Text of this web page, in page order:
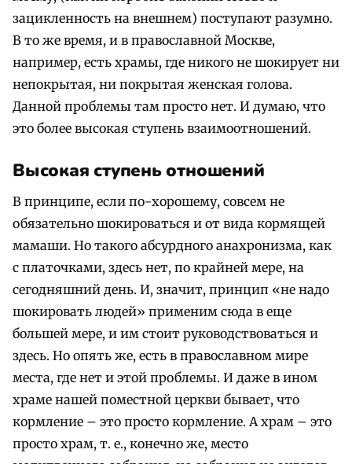
зацикленность на внешнем) поступают разумно.
В то же время, и в православной Москве,
например, есть храмы, где никого не шокирует ни
непокрытая, ни покрытая женская голова.
Данной проблемы там просто нет. И думаю, что
это более высокая ступень взаимоотношений.
Высокая ступень отношений
В принципе, если по-хорошему, совсем не
обязательно шокироваться и от вида кормящей
мамаши. Но такого абсурдного анахронизма, как
с платочками, здесь нет, по крайней мере, на
сегодняшний день. И, значит, принцип «не надо
шокировать людей» применим сюда в еще
большей мере, и им стоит руководствоваться и
здесь. Но опять же, есть в православном мире
места, где нет и этой проблемы. И даже в ином
храме нашей поместной церкви бывает, что
кормление – это просто кормление. А храм – это
просто храм, т. е., конечно же, место